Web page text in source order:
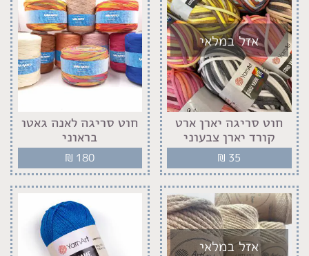
אזל במלאי
חוט סריגה יארן ארט
קורד יארן צבעוני
₪ 35
חוט סריגה לאנה גאטו
בראוני
₪ 180
אזל במלאי